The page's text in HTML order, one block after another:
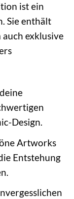
ist ein
Sie enthält
auch exklusive
Design.
Artworks
Entstehung